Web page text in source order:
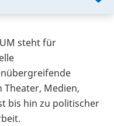
steht für
Medien,
bis hin zu politischer